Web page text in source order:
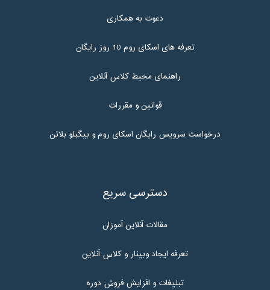
دعوت به همکاری
تعرفه های اسکای روم 10 روز رایگان
راهنمای محیط کلاس آنلاین
قوانین و مقررات
درخواست سرویس رایگان اسکای روم و بیگبلو بلاتن
دسترسی سریع
مقالات آنلاین آموزان
تعرفه ایجاد وبینار و کلاس آنلاین
تبلیغات و افزایش فروش دوره